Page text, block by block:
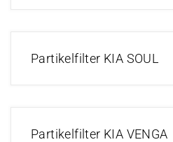
Partikelfilter KIA SOUL
Partikelfilter KIA VENGA